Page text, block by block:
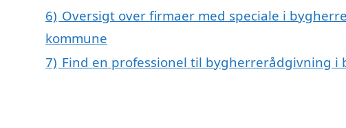
6) Oversigt over firmaer med speciale i
kommune
7) Find en professionel til bygherrerådgivning i